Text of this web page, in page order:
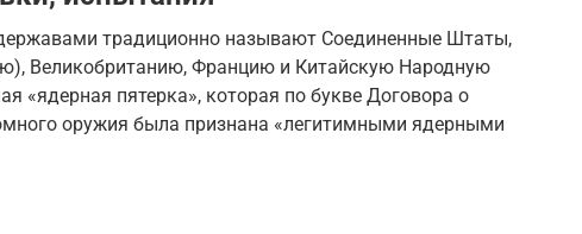
традиционно называют Соединенные Штаты,
Великобританию, Францию и Китайскую Народную
«ядерная пятерка», которая по букве Договора о
оружия была признана «легитимными ядерными